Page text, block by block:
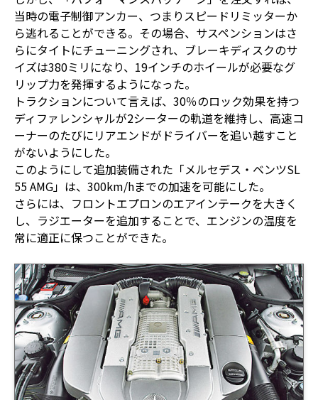
当時の電子制御アンカー、つまりスピードリミッターか
ら逃れることができる。その場合、サスペンションはさ
らにタイトにチューニングされ、ブレーキディスクのサ
イズは380ミリになり、19インチのホイールが必要なグ
リップ力を発揮するようになった。
トラクションについて言えば、30％のロック効果を持つ
ディファレンシャルが2シーターの軌道を維持し、高速コ
ーナーのたびにリアエンドがドライバーを追い越すこと
がないようにした。
このようにして追加装備された「メルセデス・ベンツSL
55 AMG」は、300km/hまでの加速を可能にした。
さらには、フロントエプロンのエアインテークを大きく
し、ラジエーターを追加することで、エンジンの温度を
常に適正に保つことができた。